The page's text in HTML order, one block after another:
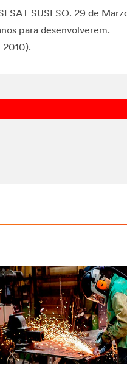
SUSESO. 29 de
para desenvolverem.
2010).